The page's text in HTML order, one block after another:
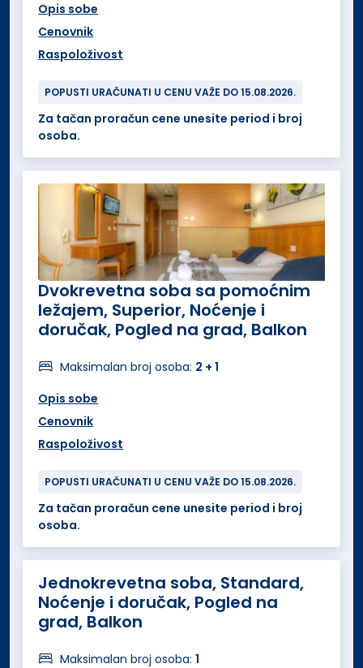
Opis sobe
Cenovnik
Raspoloživost
POPUSTI URAČUNATI U CENU VAŽE DO 15.08.2026.
Za tačan proračun cene unesite period i broj
osoba.
Dvokrevetna soba sa pomoćnim
ležajem, Superior, Noćenje i
doručak, Pogled na grad, Balkon
Maksimalan broj osoba: 2 + 1
Opis sobe
Cenovnik
Raspoloživost
POPUSTI URAČUNATI U CENU VAŽE DO 15.08.2026.
Za tačan proračun cene unesite period i broj
osoba.
Jednokrevetna soba, Standard,
Noćenje i doručak, Pogled na
grad, Balkon
Maksimalan broj osoba:1